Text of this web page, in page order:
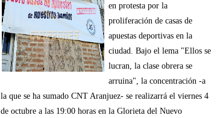
en protesta por la
proliferación de casas de
apuestas deportivas en la
ciudad. Bajo el lema "Ellos se
lucran, la clase obrera se
arruina", la concentración -a
la que se ha sumado CNT Aranjuez- se realizarrá el viernes 4
de octubre a las 19:00 horas en la Glorieta del Nuevo